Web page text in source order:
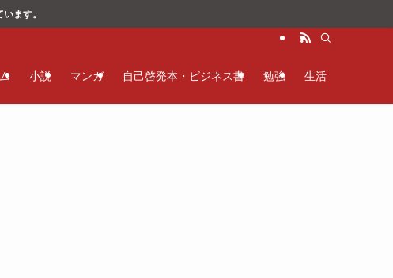
ます。
小説 マンガ 自己啓発本・ビジネス書 勉強 生活